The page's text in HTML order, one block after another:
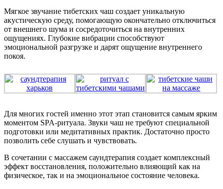
Мягкое звучание тибетских чаш создает уникальную
акустическую среду, помогающую окончательно отключиться
от внешнего шума и сосредоточиться на внутренних
ощущениях. Глубокие вибрации способствуют
эмоциональной разгрузке и дарят ощущение внутреннего
покоя.
Для многих гостей именно этот этап становится самым ярким
моментом SPA-ритуала. Звуки чаш не требуют специальной
подготовки или медитативных практик. Достаточно просто
позволить себе слушать и чувствовать.
В сочетании с массажем саундтерапия создает комплексный
эффект восстановления, положительно влияющий как на
физическое, так и на эмоциональное состояние человека.